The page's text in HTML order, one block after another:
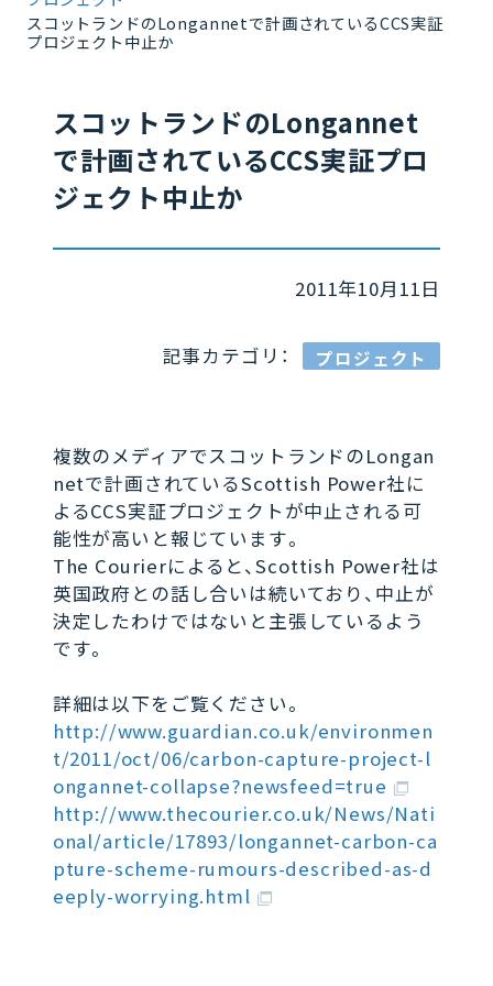
スコットランドのLongannetで計画されているCCS実証
プロジェクト中止か
スコットランドのLongannet
で計画されているCCS実証プロ
ジェクト中止か
2011年10月11日
記事カテゴリ： プロジェクト
複数のメディアでスコットランドのLongan
netで計画されているScottish Power社に
よるCCS実証プロジェクトが中止される可
能性が高いと報じています。
The Courierによると、Scottish Power社は
英国政府との話し合いは続いており、中止が
決定したわけではないと主張しているよう
です。
詳細は以下をご覧ください。
http://www.guardian.co.uk/environmen
t/2011/oct/06/carbon-capture-project-l
ongannet-collapse?newsfeed=true
http://www.thecourier.co.uk/News/Nati
onal/article/17893/longannet-carbon-ca
pture-scheme-rumours-described-as-d
eeply-worrying.html